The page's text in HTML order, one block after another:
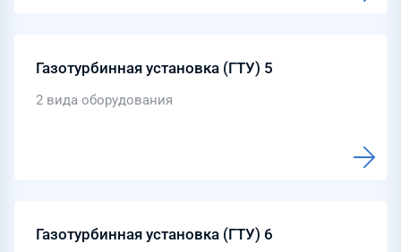
Газотурбинная установка (ГТУ) 5
2 вида оборудования
Газотурбинная установка (ГТУ) 6